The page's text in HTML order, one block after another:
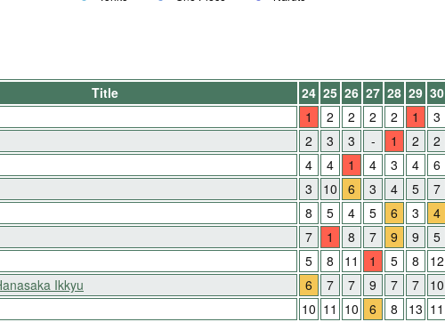
Title 24 25 26 27 28 29 30
1 2 2 2 2 1 3
2 3 3 - 1 2 2
4 4 1 4 3 4 6
3 10 6 3 4 5 7
8 5 4 5 6 3 4
7 1 8 7 9 9 5
5 8 11 1 5 8 12
Ikkyu 6 7 7 9 7 7 10
10 11 10 6 8 13 11